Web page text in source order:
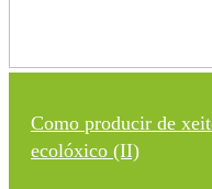
Como producir de
ecolóxico (II)